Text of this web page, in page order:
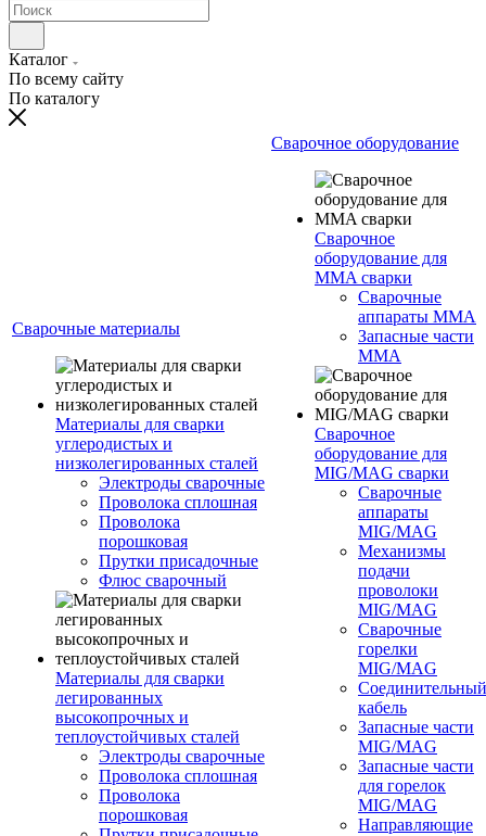
Каталог
По всему сайту
По каталогу
Сварочные материалы
Материалы для сварки
углеродистых и
низколегированных сталей
Электроды сварочные
Проволока сплошная
Проволока
порошковая
Прутки присадочные
Флюс сварочный
Материалы для сварки
легированных
высокопрочных и
теплоустойчивых сталей
Электроды сварочные
Проволока сплошная
Проволока
порошковая
Сварочное оборудование
Сварочное
оборудование для
MMA сварки
Сварочные
аппараты MMA
Запасные части
MMA
Сварочное
оборудование для
MIG/MAG сварки
Сварочные
аппараты
MIG/MAG
Механизмы
подачи
проволоки
MIG/MAG
Сварочные
горелки
MIG/MAG
Соединительный
кабель
Запасные части
MIG/MAG
Запасные части
для горелок
MIG/MAG
Направляющие